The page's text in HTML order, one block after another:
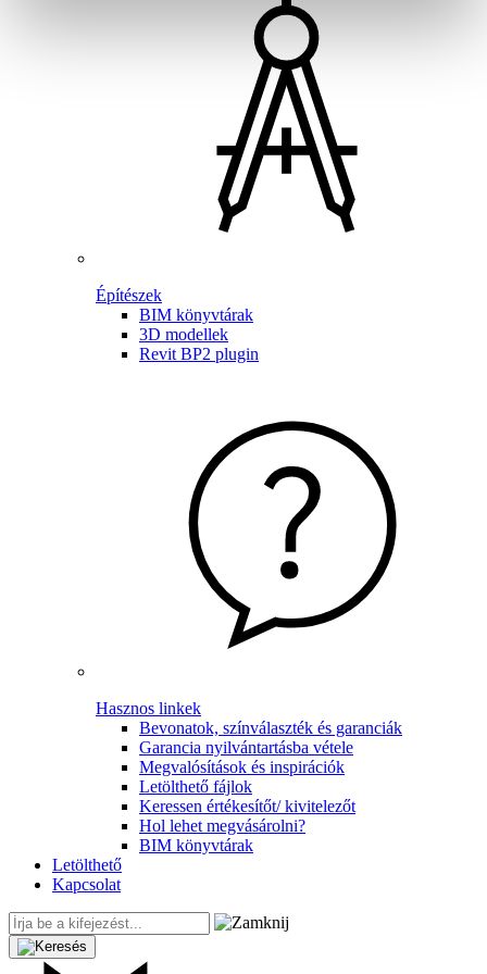
Építészek
BIM könyvtárak
3D modellek
Revit BP2 plugin
Hasznos linkek
Bevonatok, színválaszték és garanciák
Garancia nyilvántartásba vétele
Megvalósítások és inspirációk
Letölthető fájlok
Keressen értékesítőt/ kivitelezőt
Hol lehet megvásárolni?
BIM könyvtárak
Letölthető
Kapcsolat